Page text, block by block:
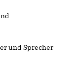
und Sprecher